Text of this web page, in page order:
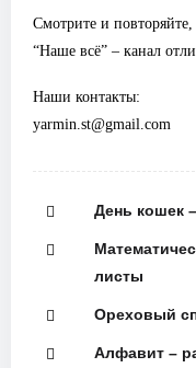
Смотрите и
“Наше всё” – канал
Наши контакты:
yarmin.st@gmail.com
День кошек
листы
Ореховый
Алфавит –